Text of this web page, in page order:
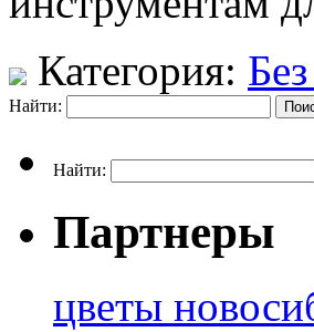
Категория:
Найти:
Найти:
Партнеры
цветы